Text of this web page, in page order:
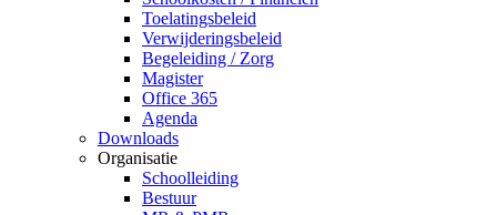
Toelatingsbeleid
Verwijderingsbeleid
Begeleiding / Zorg
Magister
Office 365
Agenda
Downloads
Organisatie
Schoolleiding
Bestuur